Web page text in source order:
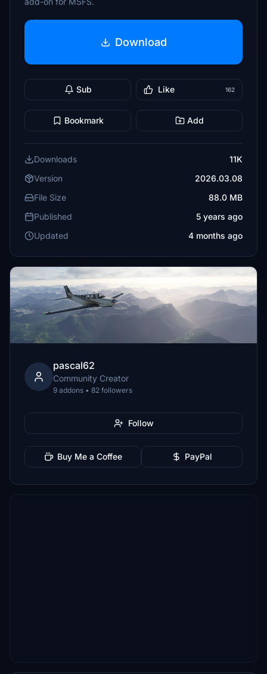
Download
Sub Like 162
Bookmark Add
Downloads
11K
Version
2026.03.08
File Size
88.0 MB
Published
5 years ago
Updated
4 months ago
pascal62
Community Creator
9 addons • 82 followers
Follow
Buy Me a Coffee PayPal